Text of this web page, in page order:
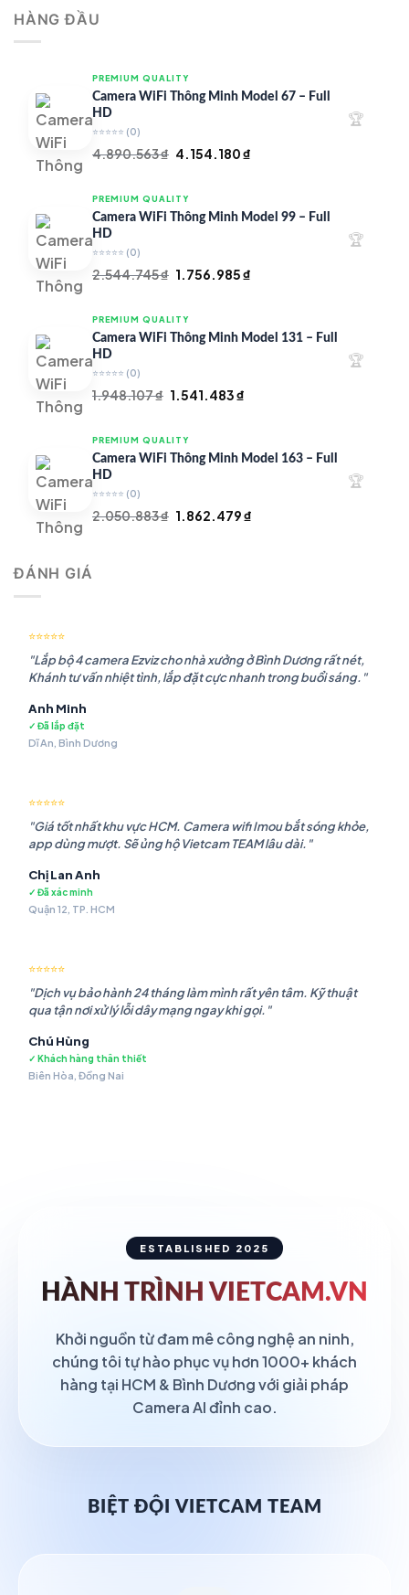
HÀNG ĐẦU
PREMIUM QUALITY
Camera WiFi Thông Minh Model 67 – Full
HD
⭐⭐⭐⭐⭐ (0)
4.890.563₫ Giá
là:
4.890.563 ₫.
4.154.180₫
là:
🏆
PREMIUM QUALITY
Camera WiFi Thông Minh Model 99 – Full
HD
⭐⭐⭐⭐⭐ (0)
2.544.745₫ Giá
là:
2.544.745 ₫.
1.756.985₫
là:
🏆
PREMIUM QUALITY
Camera WiFi Thông Minh Model 131 – Full
HD
⭐⭐⭐⭐⭐ (0)
1.948.107₫ Giá
là:
1.948.107 ₫.
1.541.483₫
là:
🏆
PREMIUM QUALITY
Camera WiFi Thông Minh Model 163 – Full
HD
⭐⭐⭐⭐⭐ (0)
2.050.883₫ Giá
1.862.479₫
🏆
ĐÁNH GIÁ
⭐⭐⭐⭐⭐
"Lắp bộ 4 camera Ezviz cho nhà xưởng ở Bình Dương rất nét,
Khánh tư vấn nhiệt tình, lắp đặt cực nhanh trong buổi sáng."
Anh Minh
✓ Đã lắp đặt
Dĩ An, Bình Dương
⭐⭐⭐⭐⭐
"Giá tốt nhất khu vực HCM. Camera wifi Imou bắt sóng khỏe,
app dùng mượt. Sẽ ủng hộ Vietcam TEAM lâu dài."
Chị Lan Anh
✓ Đã xác minh
Quận 12, TP. HCM
⭐⭐⭐⭐⭐
"Dịch vụ bảo hành 24 tháng làm mình rất yên tâm. Kỹ thuật
qua tận nơi xử lý lỗi dây mạng ngay khi gọi."
Chú Hùng
✓ Khách hàng thân thiết
Biên Hòa, Đồng Nai
ESTABLISHED 2025
HÀNH TRÌNH VIETCAM.VN
Khởi nguồn từ đam mê công nghệ an ninh,
chúng tôi tự hào phục vụ hơn 1000+ khách
hàng tại HCM & Bình Dương với giải pháp
Camera AI đỉnh cao.
BIỆT ĐỘI VIETCAM TEAM